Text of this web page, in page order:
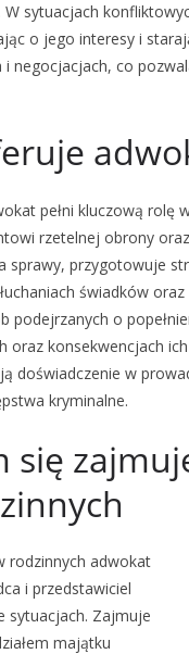
sytuacjach
o jego interesy i
negocjacjach, co
pełni kluczową rolę
rzetelnej obrony
sprawy, przygotowuje
świadków
podejrzanych o
oraz konsekwencjach
doświadczenie w
kryminalne.
się
rodzinnych adwokat
i przedstawiciel
sytuacjach. Zajmuje
majątku